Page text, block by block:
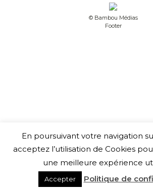
© Bambou Médias
Footer
En poursuivant votre navigation
acceptez l’utilisation de Cookies
une meilleure expérience
Accepter Politique de